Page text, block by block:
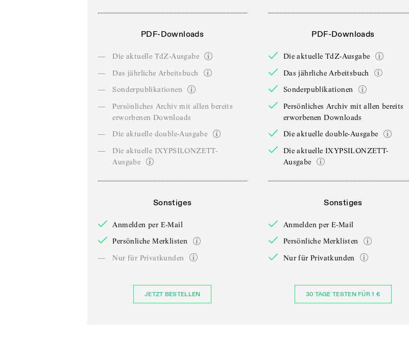
PDF-Downloads
—
Die aktuelle TdZ-Ausgabe
—
Das jährliche Arbeitsbuch
—
Sonderpublikationen
—
Persönliches Archiv mit allen bereits
erworbenen Downloads
—
Die aktuelle double-Ausgabe
—
Die aktuelle IXYPSILONZETT-
Ausgabe
Sonstiges
Anmelden per E-Mail
Persönliche Merklisten
—
Nur für Privatkunden
JETZT BESTELLEN
PDF-Downloads
Die aktuelle TdZ-Ausgabe
Das jährliche Arbeitsbuch
Sonderpublikationen
Persönliches Archiv mit allen bereits
erworbenen Downloads
Die aktuelle double-Ausgabe
Die aktuelle IXYPSILONZETT-
Ausgabe
Sonstiges
Anmelden per E-Mail
Persönliche Merklisten
Nur für Privatkunden
30 TAGE TESTEN FÜR 1 €